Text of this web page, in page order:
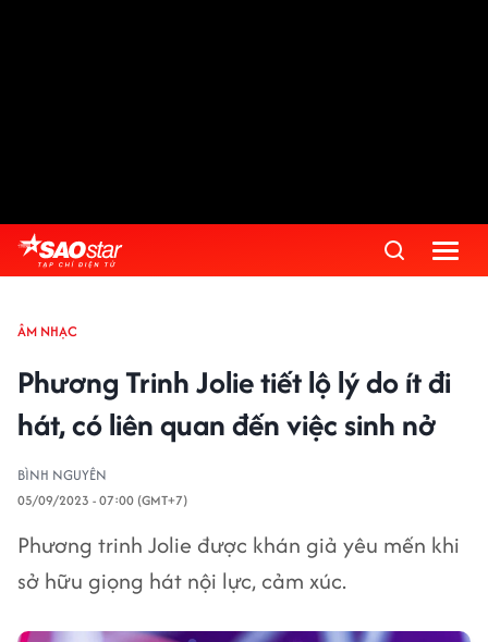
ÂM NHẠC
Phương Trinh Jolie tiết lộ lý do ít đi
hát, có liên quan đến việc sinh nở
BÌNH NGUYÊN
05/09/2023 - 07:00 (GMT+7)
Phương trinh Jolie được khán giả yêu mến khi
sở hữu giọng hát nội lực, cảm xúc.